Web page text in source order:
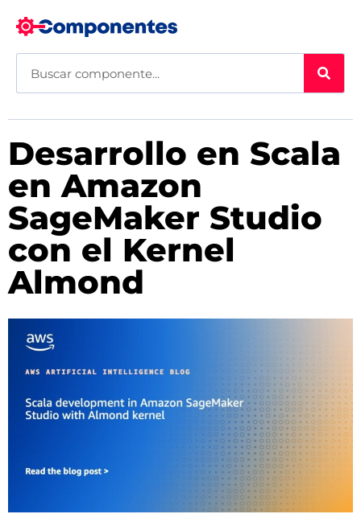
Desarrollo en Scala
en Amazon
SageMaker Studio
con el Kernel
Almond